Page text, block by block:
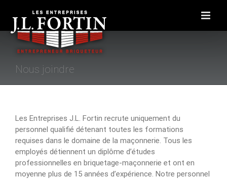
content
Nous joindre
Les Entreprises J.L. Fortin recrute uniquement du
personnel qualifié détenant toutes les formations
requises dans le domaine de la maçonnerie. Tous les
employés détiennent un diplôme d’études
professionnelles en briquetage-maçonnerie et ont en
moyenne plus de 15 années d’expérience. Notre personnel